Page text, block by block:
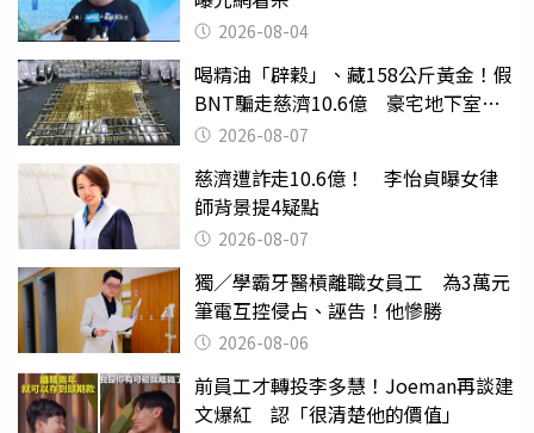
2026-08-04
喝精油「辟穀」、藏158公斤黃金！假
BNT騙走慈濟10.6億 豪宅地下室竟
挖出乾鮑金庫
2026-08-07
慈濟遭詐走10.6億！ 李怡貞曝女律
師背景提4疑點
2026-08-07
獨／學霸牙醫槓離職女員工 為3萬元
筆電互控侵占、誣告！他慘勝
2026-08-06
前員工才轉投李多慧！Joeman再談建
文爆紅 認「很清楚他的價值」